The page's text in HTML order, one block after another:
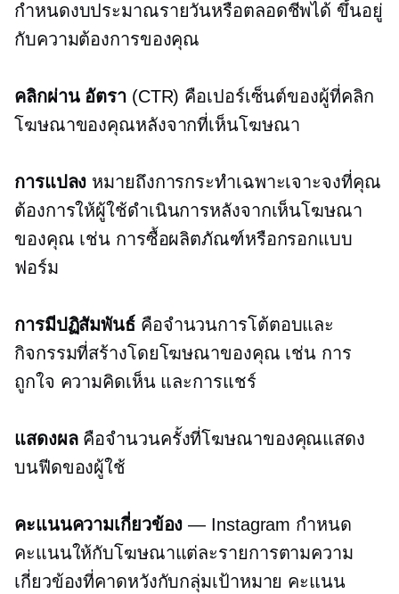
กำหนดงบประมาณรายวันหรือตลอดชีพได้ ขึ้นอยู่
กับความต้องการของคุณ
คลิกผ่านอัตรา(CTR) คือเปอร์เซ็นต์ของผู้ที่คลิก
โฆษณาของคุณหลังจากที่เห็นโฆษณา
การแปลง หมายถึงการกระทำเฉพาะเจาะจงที่คุณ
ต้องการให้ผู้ใช้ดำเนินการหลังจากเห็นโฆษณา
ของคุณ เช่น การซื้อผลิตภัณฑ์หรือกรอกแบบ
ฟอร์ม
การมีปฏิสัมพันธ์ คือจำนวนการโต้ตอบและ
กิจกรรมที่สร้างโดยโฆษณาของคุณ เช่น การ
ถูกใจ ความคิดเห็น และการแชร์
แสดงผลคือจำนวนครั้งที่โฆษณาของคุณแสดง
บนฟีดของผู้ใช้
คะแนนความเกี่ยวข้อง — Instagram กำหนด
คะแนนให้กับโฆษณาแต่ละรายการตามความ
เกี่ยวข้องที่คาดหวังกับกลุ่มเป้าหมาย คะแนน